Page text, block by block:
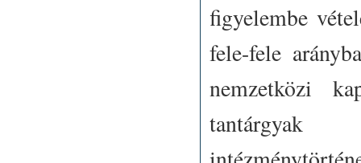
figyelembe
fele-fele
nemzetközi
tantárgyak